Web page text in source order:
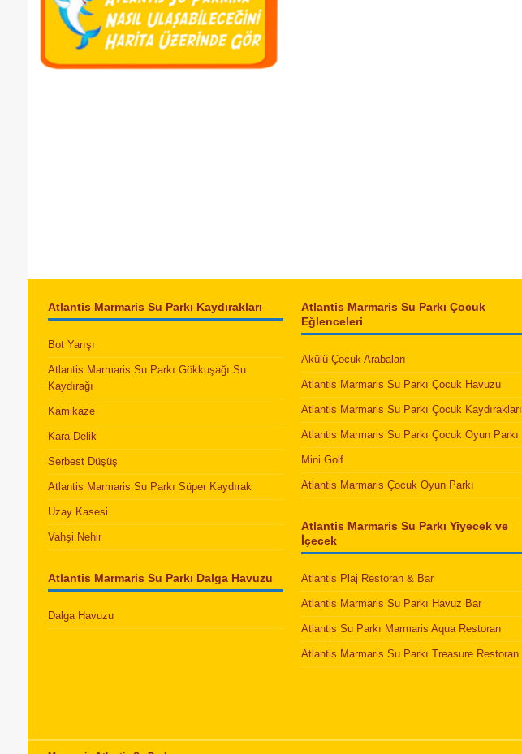
Atlantis Marmaris Su Parkı Kaydırakları
Bot Yarışı
Atlantis Marmaris Su Parkı Gökkuşağı Su
Kaydırağı
Kamikaze
Kara Delik
Serbest Düşüş
Atlantis Marmaris Su Parkı Süper Kaydırak
Uzay Kasesi
Vahşi Nehir
Atlantis Marmaris Su Parkı Dalga Havuzu
Dalga Havuzu
Atlantis Marmaris Su Parkı Çocuk
Eğlenceleri
Akülü Çocuk Arabaları
Atlantis Marmaris Su Parkı Çocuk Havuzu
Atlantis Marmaris Su Parkı Çocuk Kaydırakları
Atlantis Marmaris Su Parkı Çocuk Oyun Parkı
Mini Golf
Atlantis Marmaris Çocuk Oyun Parkı
Atlantis Marmaris Su Parkı Yiyecek ve
İçecek
Atlantis Plaj Restoran & Bar
Atlantis Marmaris Su Parkı Havuz Bar
Atlantis Su Parkı Marmaris Aqua Restoran
Atlantis Marmaris Su Parkı Treasure Restoran